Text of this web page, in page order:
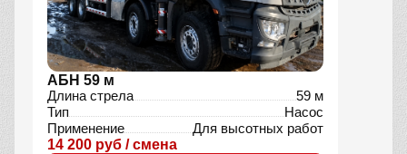
АБН 59 м
Длина стрела
59 м
Тип
Насос
Применение
Для высотных работ
14 200 руб / смена